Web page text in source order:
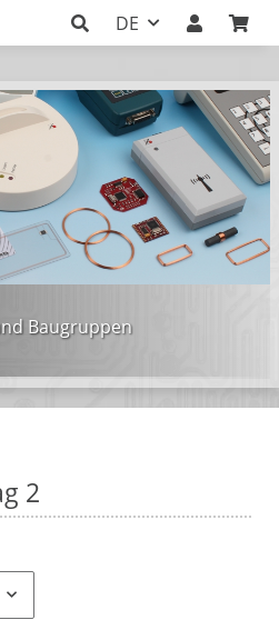
DE
Baugruppen
2